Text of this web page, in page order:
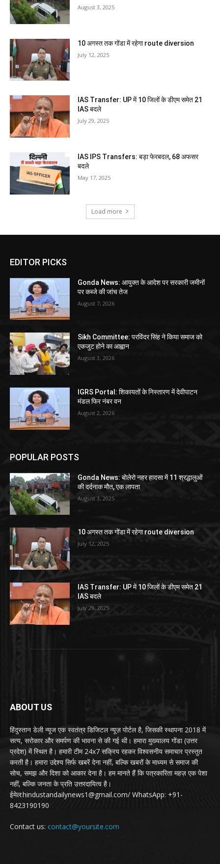
August 3, 2025
10 अगस्त तक गोंडा में रहेगा route diversion
July 12, 2025
IAS Transfer: UP में 10 जिलों के डीएम समेत 21
IAS बदले
July 29, 2025
IAS IPS Transfers: बड़ा फेरबदल, 68 अफसर
बदले
May 17, 2025
Load more
EDITOR PICKS
Gonda News: आयुक्त के आदेश पर सरकारी जमीनों
पर कब्जे की जांच तेज
August 7, 2026
Sikh Committee: परविंदर सिंह ने किया समाज को
एकजुट होने का आह्वान
August 3, 2026
IGRS Portal: शिकायतों के निस्तारण में देवीपाटन
मंडल फिर नंबर वन
August 2, 2026
POPULAR POSTS
Gonda News: बोलेरो नहर हादसा में 11 श्रद्धालुओं
की दर्दनाक मौत, एक लापता
August 3, 2025
10 अगस्त तक गोंडा में रहेगा route diversion
July 12, 2025
IAS Transfer: UP में 10 जिलों के डीएम समेत 21
IAS बदले
July 29, 2025
ABOUT US
हिंदुस्तान डेली न्यूज एक स्वतंत्र डिजिटल न्यूज़ पोर्टल है, जिसकी स्थापना 2018 में
सत्य, सरोकार और समर्पण की भावना से की गई थी। हमारा मुख्यालय गोंडा (उत्तर
प्रदेश) में स्थित है। हमारी टीम 24x7 सक्रिय रहकर विश्वसनीय समाचार प्रस्तुत
करती है। हमारा उद्देश्य सिर्फ खबरें देना नहीं, बल्कि खबरों के माध्यम से समाज की
सोच, समझ और दिशा को आकार देना है। हम मानते हैं कि पत्रकारिता महज़ एक पेशा
नहीं, बल्कि जनता के प्रति उत्तरदायित्व है।
ईमेल:hindustandailynews1@gmail.com/ WhatsApp: +91-
8423190190
Contact us: contact@yoursite.com